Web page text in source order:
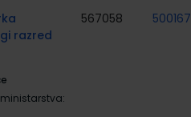
razred
567058 500167